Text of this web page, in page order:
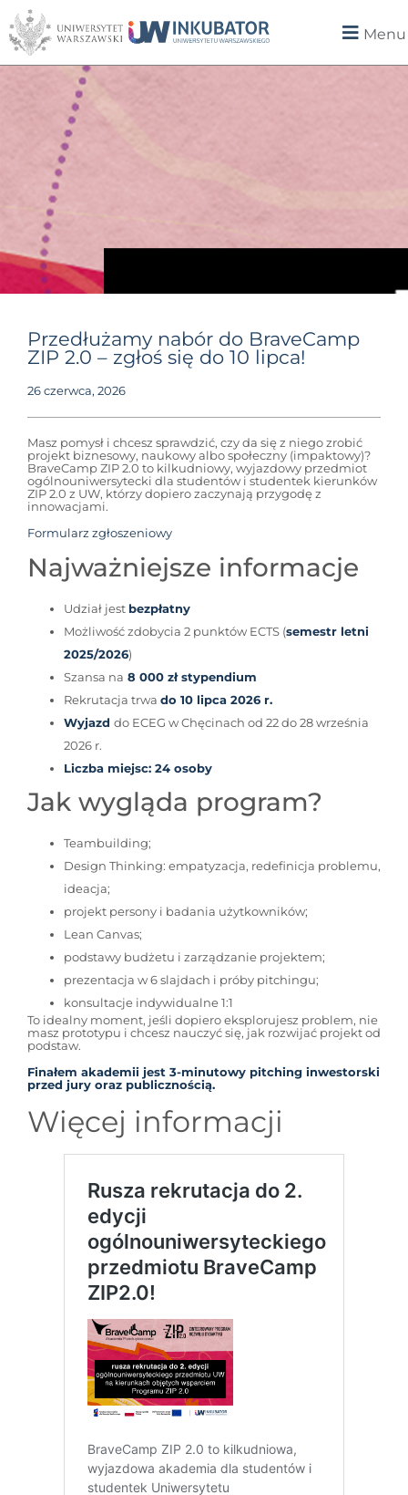
Menu
Przedłużamy nabór do BraveCamp
ZIP 2.0 – zgłoś się do 10 lipca!
26 czerwca, 2026
Masz pomysł i chcesz sprawdzić, czy da się z niego zrobić
projekt biznesowy, naukowy albo społeczny (impaktowy)?
BraveCamp ZIP 2.0 to kilkudniowy, wyjazdowy przedmiot
ogólnouniwersytecki dla studentów i studentek kierunków
ZIP 2.0 z UW, którzy dopiero zaczynają przygodę z
innowacjami.
Formularz zgłoszeniowy
Najważniejsze informacje
Udział jest bezpłatny
Możliwość zdobycia 2 punktów ECTS (semestr letni
2025/2026)
Szansa na 8 000 zł stypendium
Rekrutacja trwa do 10 lipca 2026 r.
Wyjazd do ECEG w Chęcinach od 22 do 28 września
2026 r.
Liczba miejsc: 24 osoby
Jak wygląda program?
Teambuilding;
Design Thinking: empatyzacja, redefinicja problemu,
ideacja;
projekt persony i badania użytkowników;
Lean Canvas;
podstawy budżetu i zarządzanie projektem;
prezentacja w 6 slajdach i próby pitchingu;
konsultacje indywidualne 1:1
To idealny moment, jeśli dopiero eksplorujesz problem, nie
masz prototypu i chcesz nauczyć się, jak rozwijać projekt od
podstaw.
Finałem akademii jest 3-minutowy pitching inwestorski
przed jury oraz publicznością.
Więcej informacji